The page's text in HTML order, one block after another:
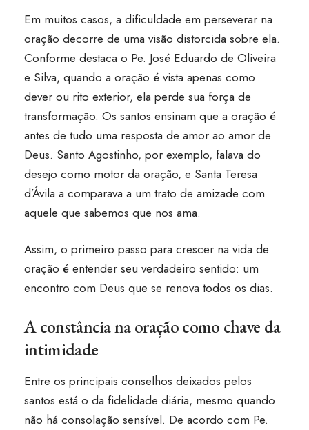
Em muitos casos, a dificuldade em perseverar na
oração decorre de uma visão distorcida sobre ela.
Conforme destaca o Pe. José Eduardo de Oliveira
e Silva, quando a oração é vista apenas como
dever ou rito exterior, ela perde sua força de
transformação. Os santos ensinam que a oração é
antes de tudo uma resposta de amor ao amor de
Deus. Santo Agostinho, por exemplo, falava do
desejo como motor da oração, e Santa Teresa
d’Ávila a comparava a um trato de amizade com
aquele que sabemos que nos ama.
Assim, o primeiro passo para crescer na vida de
oração é entender seu verdadeiro sentido: um
encontro com Deus que se renova todos os dias.
A constância na oração como chave da
intimidade
Entre os principais conselhos deixados pelos
santos está o da fidelidade diária, mesmo quando
não há consolação sensível. De acordo com Pe.